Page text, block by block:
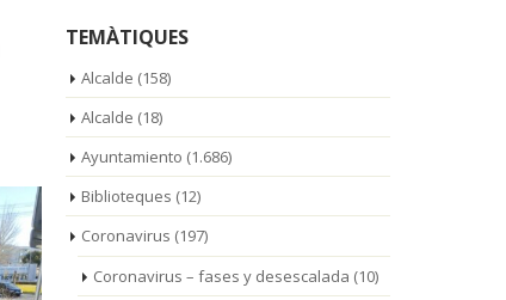
TEMÀTIQUES
Alcalde (158)
Alcalde (18)
Ayuntamiento (1.686)
Biblioteques (12)
Coronavirus (197)
Coronavirus – fases y desescalada (10)